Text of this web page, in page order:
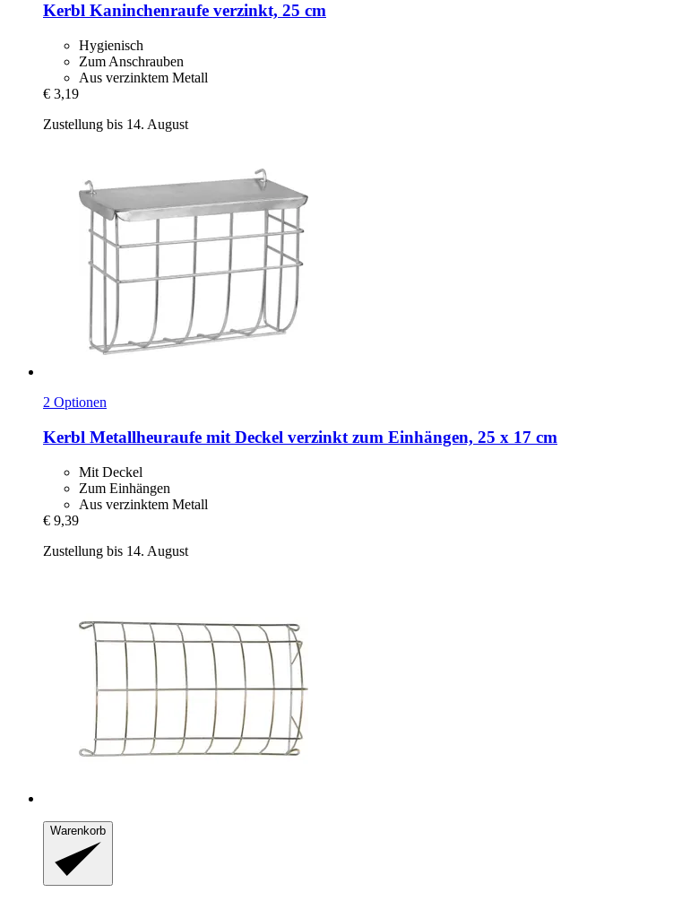
Kerbl Kaninchenraufe verzinkt, 25 cm
Hygienisch
Zum Anschrauben
Aus verzinktem Metall
€ 3,19
Zustellung bis 14. August
2 Optionen
Kerbl Metallheuraufe mit Deckel verzinkt zum Einhängen, 25 x 17 cm
Mit Deckel
Zum Einhängen
Aus verzinktem Metall
€ 9,39
Zustellung bis 14. August
Warenkorb